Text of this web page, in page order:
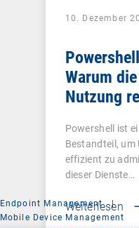
10. Dezember
Warum die
Nutzung
Powershell ist
Bestandteil, um
effizient zu
dieser Dienste…
Weiterlesen
Endpoint Management
|
Mobile Device Management